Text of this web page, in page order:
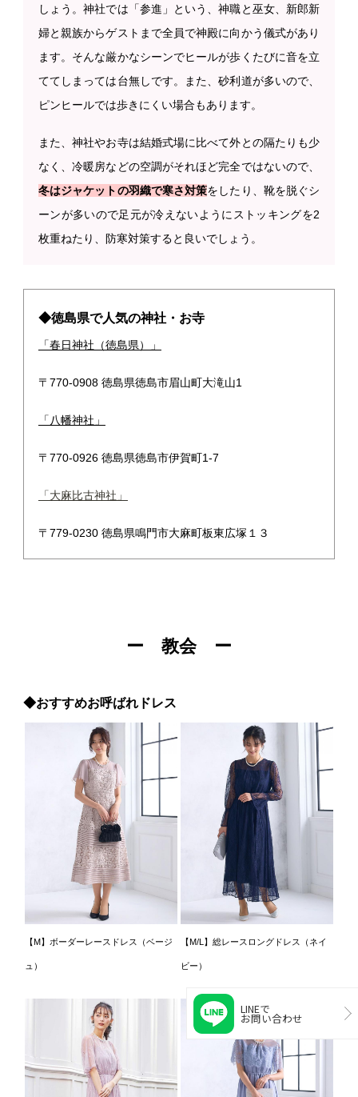
しょう。神社では「参進」という、神職と巫女、新郎新
婦と親族からゲストまで全員で神殿に向かう儀式があり
ます。そんな厳かなシーンでヒールが歩くたびに音を立
ててしまっては台無しです。また、砂利道が多いので、
ピンヒールでは歩きにくい場合もあります。
また、神社やお寺は結婚式場に比べて外との隔たりも少
なく、冷暖房などの空調がそれほど完全ではないので、
冬はジャケットの羽織で寒さ対策をしたり、靴を脱ぐシ
ーンが多いので足元が冷えないようにストッキングを2
枚重ねたり、防寒対策すると良いでしょう。
◆徳島県で人気の神社・お寺
「春日神社（徳島県）」
〒770-0908 徳島県徳島市眉山町大滝山1
「八幡神社」
〒770-0926 徳島県徳島市伊賀町1-7
「大麻比古神社」
〒779-0230 徳島県鳴門市大麻町板東広塚１３
ー 教会 ー
◆おすすめお呼ばれドレス
【M】ボーダーレースドレス（ベージ
ュ）
【M/L】総レースロングドレス（ネイ
ビー）
LINEで
お問い合わせ